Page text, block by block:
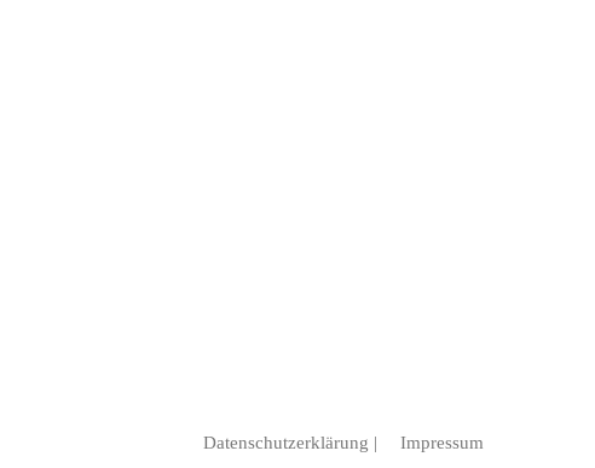
Datenschutzerklärung | Impressum